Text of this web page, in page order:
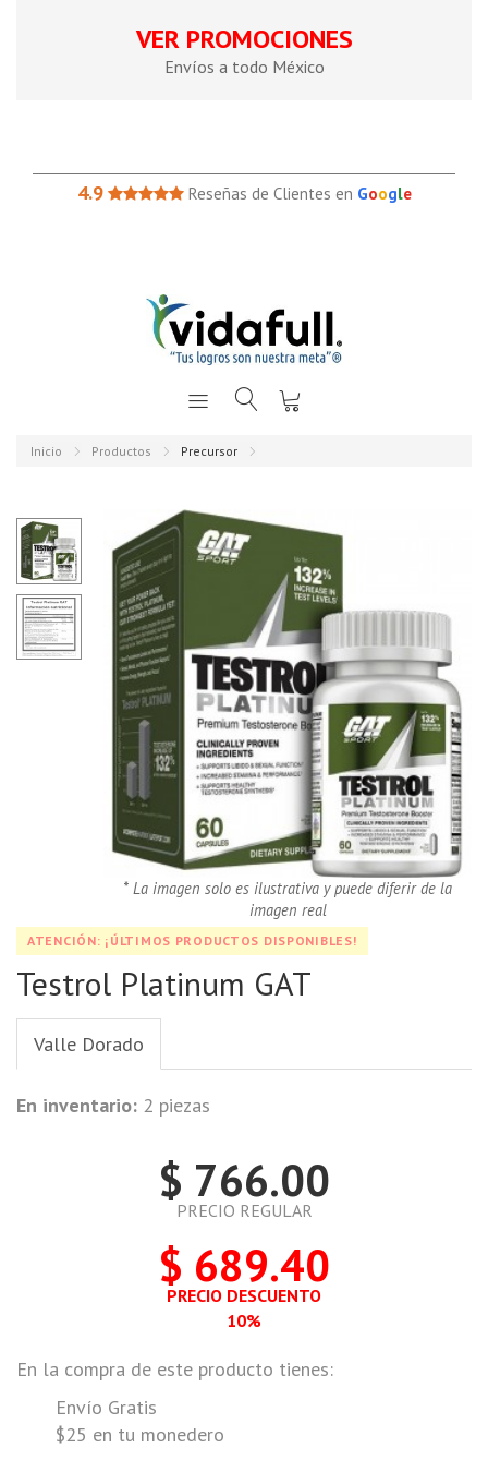
VER PROMOCIONES
Envíos a todo México
4.9 Reseñas de Clientes en Google
Inicio Productos Precursor
* La imagen solo es ilustrativa y puede diferir de la
imagen real
ATENCIÓN: ¡ÚLTIMOS PRODUCTOS DISPONIBLES!
Testrol Platinum GAT
Valle Dorado
En inventario: 2 piezas
$ 766.00
PRECIO REGULAR
$ 689.40
PRECIO DESCUENTO
10%
En la compra de este producto tienes:
Envío Gratis
$25 en tu monedero